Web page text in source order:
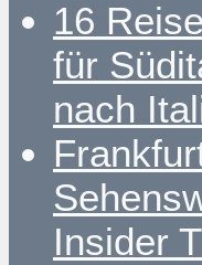
16
für
nach
Insider